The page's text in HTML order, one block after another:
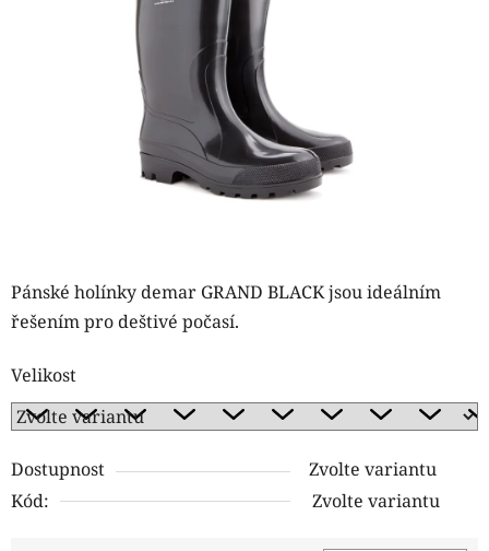
Pánské holínky demar GRAND BLACK jsou ideálním
řešením pro deštivé počasí.
Velikost
Dostupnost
Zvolte variantu
Kód:
Zvolte variantu